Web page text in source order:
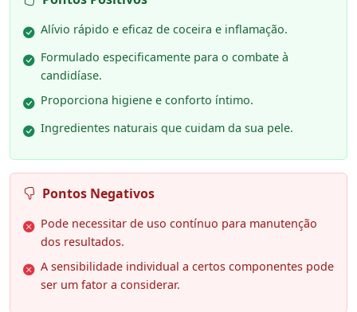
Alívio rápido e eficaz de coceira e inflamação.
Formulado especificamente para o combate à
candidíase.
Proporciona higiene e conforto íntimo.
Ingredientes naturais que cuidam da sua pele.
Pontos Negativos
Pode necessitar de uso contínuo para manutenção
dos resultados.
A sensibilidade individual a certos componentes pode
ser um fator a considerar.